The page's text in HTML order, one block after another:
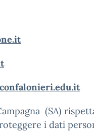
(SA)
i dati